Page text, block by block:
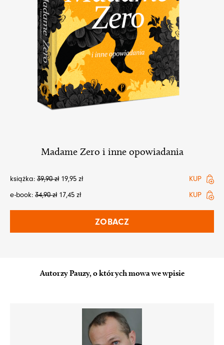
Madame Zero i inne opowiadania
książka: 39,90zł 19,95 zł
KUP
e-book: 34,90zł 17,45 zł KUP
ZOBACZ
Autorzy Pauzy, o których mowa we wpisie